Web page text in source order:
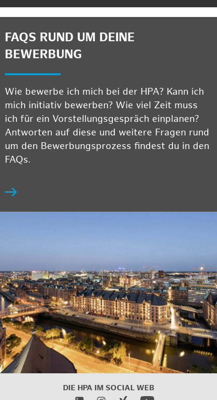
FAQS RUND UM DEINE
BEWERBUNG
Wie bewerbe ich mich bei der HPA? Kann ich
mich initiativ bewerben? Wie viel Zeit muss
ich für ein Vorstellungsgespräch einplanen?
Antworten auf diese und weitere Fragen rund
um den Bewerbungsprozess findest du in den
FAQs.
DIE HPA IM SOCIAL WEB